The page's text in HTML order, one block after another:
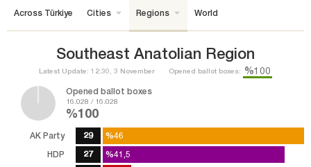
Across Türkiye Cities Regions World
Southeast Anatolian Region
Latest Update: 12:30, 3 November Opened ballot boxes: %100
Opened ballot boxes
16.028 / 16.028
%100
AK Party
HDP
29
27
%46
%41,5
%46
%41,5